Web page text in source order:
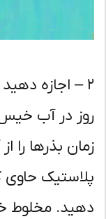
در آب خیس
بذرها را از
حاوی
مخلوط خاک